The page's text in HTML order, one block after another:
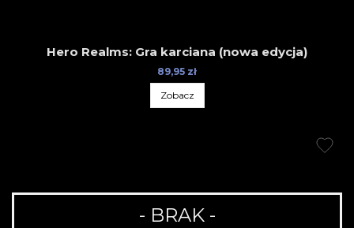
Hero Realms: Gra karciana (nowa edycja)
89,95 zł
Zobacz
- BRAK -